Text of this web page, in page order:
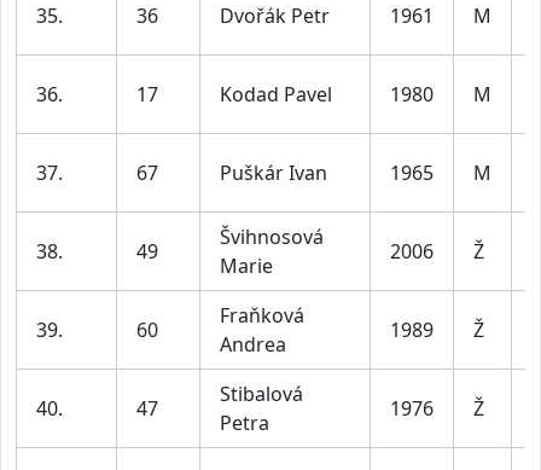
35. 36 Dvořák Petr 1961 M
36. 17 Kodad Pavel 1980 M
37. 67 Puškár Ivan 1965 M
38. 49
Švihnosová
Marie
2006 Ž
39. 60
Fraňková
Andrea
1989 Ž
40. 47
Stibalová
Petra
1976 Ž